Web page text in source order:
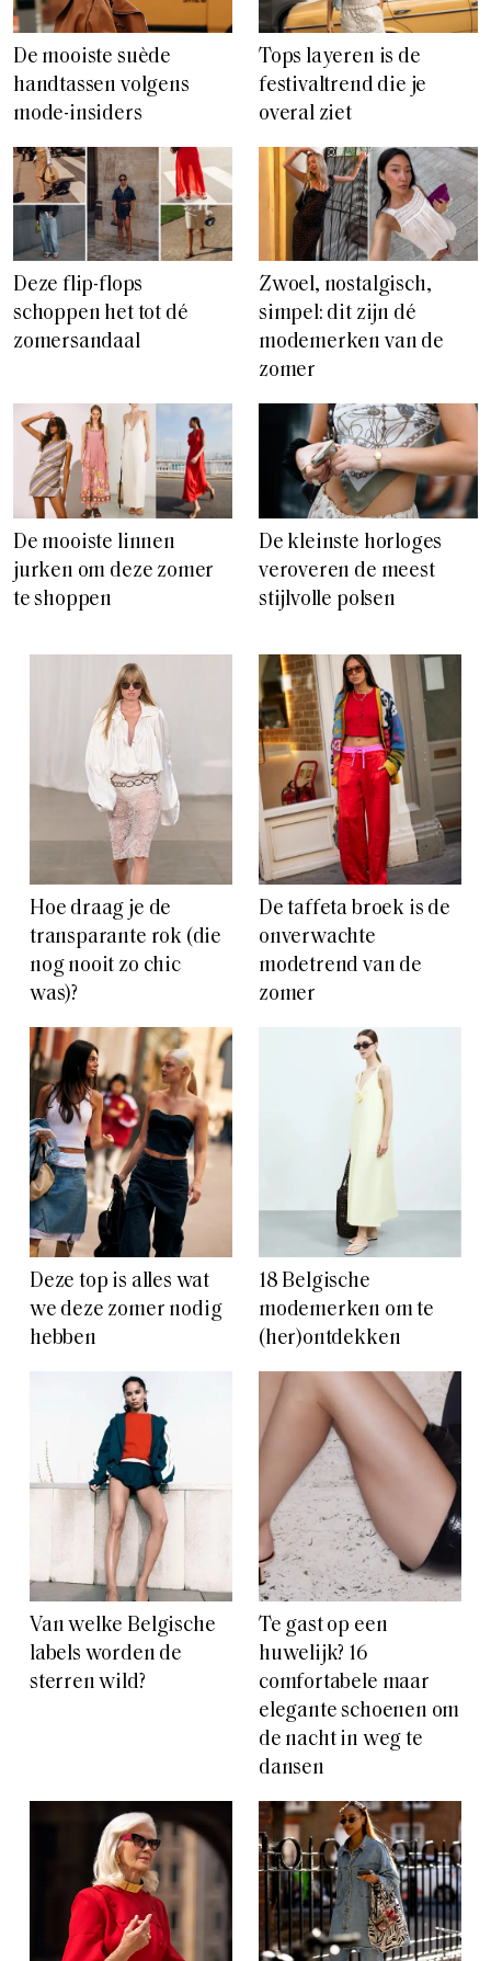
De mooiste suède
handtassen volgens
mode-insiders
Tops layeren is de
festivaltrend die je
overal ziet
Deze flip-flops
schoppen het tot dé
zomersandaal
Zwoel, nostalgisch,
simpel: dit zijn dé
modemerken van de
zomer
De mooiste linnen
jurken om deze zomer
te shoppen
De kleinste horloges
veroveren de meest
stijlvolle polsen
Hoe draag je de
transparante rok (die
nog nooit zo chic
was)?
De taffeta broek is de
onverwachte
modetrend van de
zomer
Deze top is alles wat
we deze zomer nodig
hebben
18 Belgische
modemerken om te
(her)ontdekken
Van welke Belgische
labels worden de
sterren wild?
Te gast op een
huwelijk? 16
comfortabele maar
elegante schoenen om
de nacht in weg te
dansen